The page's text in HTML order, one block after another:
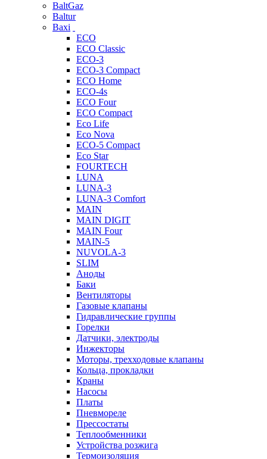
BaltGaz
Baltur
Baxi
ECO
ECO Classic
ECO-3
ECO-3 Compact
ECO Home
ECO-4s
ECO Four
ECO Compact
Eco Life
Eco Nova
ECO-5 Compact
Eco Star
FOURTECH
LUNA
LUNA-3
LUNA-3 Comfort
MAIN
MAIN DIGIT
MAIN Four
MAIN-5
NUVOLA-3
SLIM
Аноды
Баки
Вентиляторы
Газовые клапаны
Гидравлические группы
Горелки
Датчики, электроды
Инжекторы
Моторы, трехходовые клапаны
Кольца, прокладки
Краны
Насосы
Платы
Пневмореле
Прессостаты
Теплообменники
Устройства розжига
Термоизоляция